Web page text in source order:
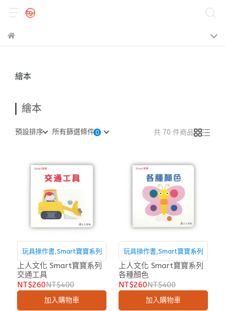
繪本
繪本
預設排序 所有篩選條件 共 70 件商品
玩具操作書,Smart寶寶系列
上人文化 Smart寶寶系列
交通工具
NT$260NT$400
加入購物車
玩具操作書,Smart寶寶系列
上人文化 Smart寶寶系列
各種顏色
NT$260NT$400
加入購物車